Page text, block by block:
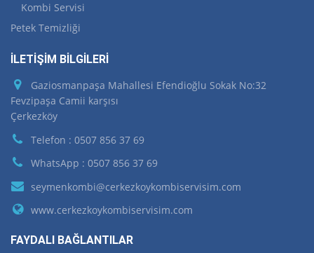
Kombi Servisi
Petek Temizliği
İLETİŞİM BİLGİLERİ
Gaziosmanpaşa Mahallesi Efendioğlu Sokak No:32
Fevzipaşa Camii karşısı
Çerkezköy
Telefon : 0507 856 37 69
WhatsApp : 0507 856 37 69
seymenkombi@cerkezkoykombiservisim.com
www.cerkezkoykombiservisim.com
FAYDALI BAĞLANTILAR